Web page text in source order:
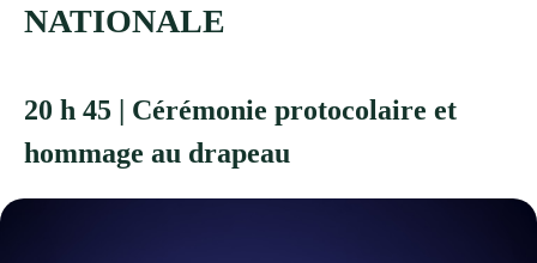
NATIONALE
20 h 45 | Cérémonie protocolaire et
hommage au drapeau